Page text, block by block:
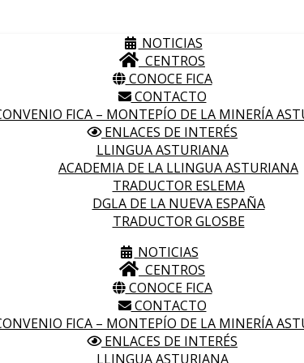
NOTICIAS
CENTROS
CONOCE FICA
CONTACTO
FICA – MONTEPÍO DE LA MINERÍA
ENLACES DE INTERÉS
LLINGUA ASTURIANA
ACADEMIA DE LA LLINGUA ASTURIANA
TRADUCTOR ESLEMA
DGLA DE LA NUEVA ESPAÑA
TRADUCTOR GLOSBE
NOTICIAS
CENTROS
CONOCE FICA
CONTACTO
FICA – MONTEPÍO DE LA MINERÍA
ENLACES DE INTERÉS
LLINGUA ASTURIANA